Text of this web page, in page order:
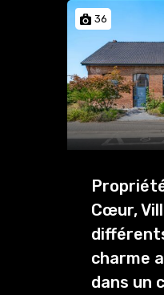
36
Cœur,
charme
dans un